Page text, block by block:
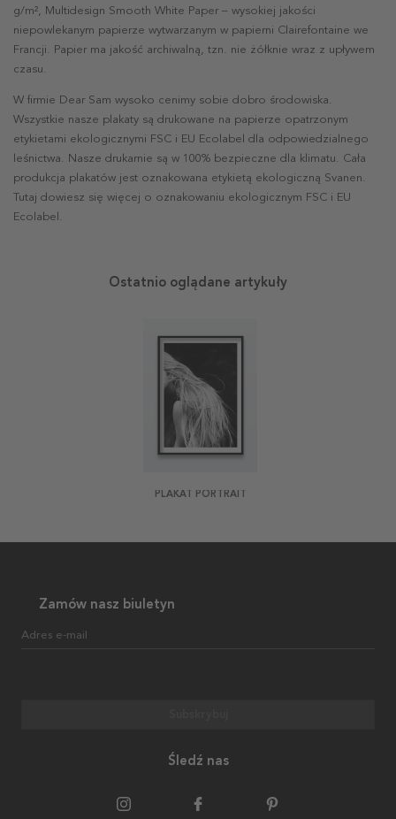
g/m², Multidesign Smooth White Paper – wysokiej jakości
niepowlekanym papierze wytwarzanym w papierni Clairefontaine we
Francji. Papier ma jakość archiwalną, tzn. nie żółknie wraz z upływem
czasu.
W firmie Dear Sam wysoko cenimy sobie dobro środowiska.
Wszystkie nasze plakaty są drukowane na papierze opatrzonym
etykietami ekologicznymi FSC i EU Ecolabel dla odpowiedzialnego
leśnictwa. Nasze drukarnie są w 100% bezpieczne dla klimatu. Cała
produkcja plakatów jest oznakowana etykietą ekologiczną Svanen.
Tutaj dowiesz się więcej o oznakowaniu ekologicznym FSC i EU
Ecolabel.
Ostatnio oglądane artykuły
PLAKAT PORTRAIT
Zamów nasz biuletyn
Adres e-mail
Śledź nas